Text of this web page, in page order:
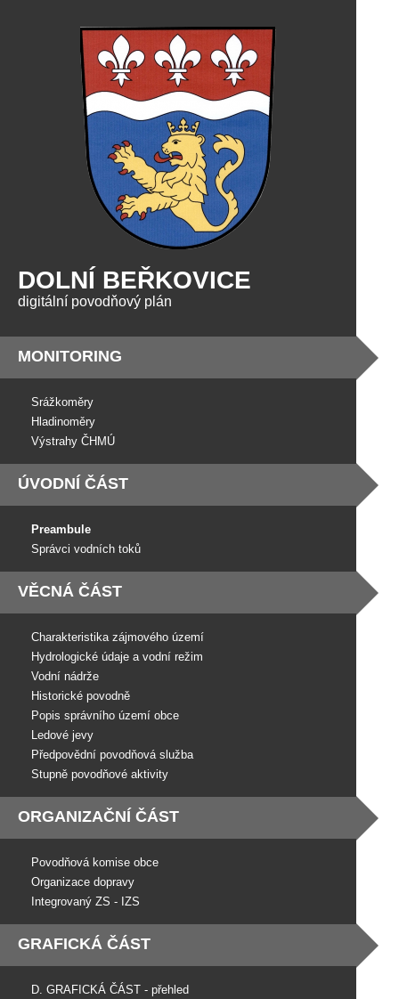
DOLNÍ BEŘKOVICE
digitální povodňový plán
MONITORING
Srážkoměry
Hladinoměry
Výstrahy ČHMÚ
ÚVODNÍ ČÁST
Preambule
Správci vodních toků
VĚCNÁ ČÁST
Charakteristika zájmového území
Hydrologické údaje a vodní režim
Vodní nádrže
Historické povodně
Popis správního území obce
Ledové jevy
Předpovědní povodňová služba
Stupně povodňové aktivity
ORGANIZAČNÍ ČÁST
Povodňová komise obce
Organizace dopravy
Integrovaný ZS - IZS
GRAFICKÁ ČÁST
D. GRAFICKÁ ČÁST - přehled